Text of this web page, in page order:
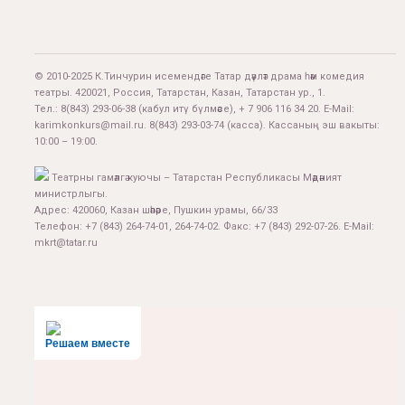
© 2010-2025 К.Тинчурин исемендәге Татар дәүләт драма һәм комедия
театры. 420021, Россия, Татарстан, Казан, Татарстан ур., 1.
Тел.: 8(843) 293-06-38 (кабул итү бүлмәсе), + 7 906 116 34 20. E-Mail:
karimkonkurs@mail.ru. 8(843) 293-03-74 (касса). Кассаның эш вакыты:
10:00 – 19:00.
Театрны гамәлгә куючы – Татарстан Республикасы Мәдәният
министрлыгы.
Адрес: 420060, Казан шәһәре, Пушкин урамы, 66/33
Телефон: +7 (843) 264-74-01, 264-74-02. Факс: +7 (843) 292-07-26. E-Mail:
mkrt@tatar.ru
Решаем вместе